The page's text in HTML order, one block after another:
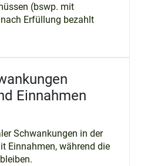
(bswp. mit
Erfüllung bezahlt
Einnahmen
Schwankungen in der
Einnahmen, während die